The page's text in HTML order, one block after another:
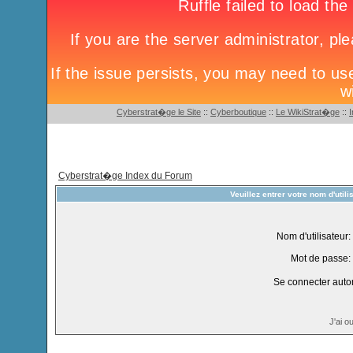
Cyberstrat�ge le Site :: Cyberboutique :: Le WikiStrat�ge ::
Cyberstrat�ge Index du Forum
Veuillez entrer votre nom
Nom d'utilisateur:
Mot de passe:
Se connecter
J'ai